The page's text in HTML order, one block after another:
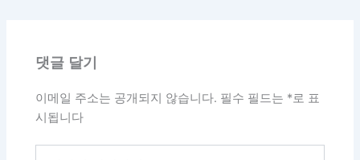
댓글 달기
이메일 주소는 공개되지 않습니다. 필수 필드는 *로 표
시됩니다